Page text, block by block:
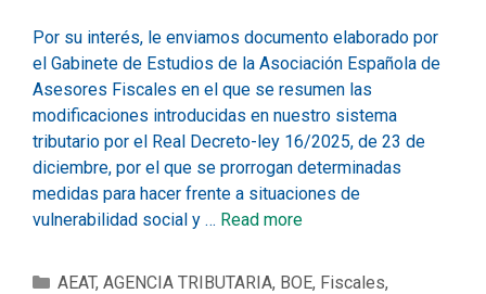
Por su interés, le enviamos documento elaborado por
el Gabinete de Estudios de la Asociación Española de
Asesores Fiscales en el que se resumen las
modificaciones introducidas en nuestro sistema
tributario por el Real Decreto-ley 16/2025, de 23 de
diciembre, por el que se prorrogan determinadas
medidas para hacer frente a situaciones de
vulnerabilidad social y … Read more
AEAT, AGENCIA TRIBUTARIA, BOE, Fiscales,